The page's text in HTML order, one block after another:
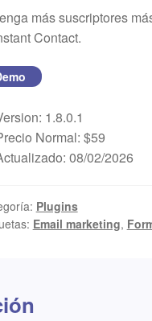
más suscriptores
Contact.
1.8.0.1
Normal: $59
08/02/2026
Plugins
Email marketing,